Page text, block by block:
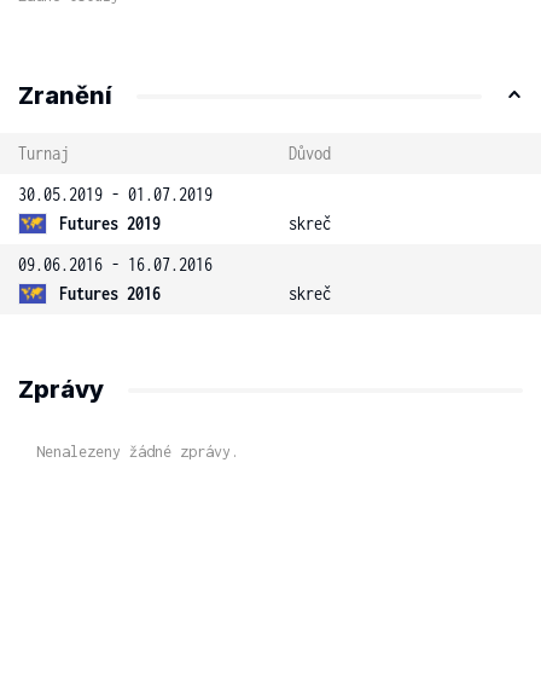
Zranění
Turnaj
Důvod
30.05.2019 - 01.07.2019
Futures 2019
skreč
09.06.2016 - 16.07.2016
Futures 2016
skreč
Zprávy
Nenalezeny žádné zprávy.